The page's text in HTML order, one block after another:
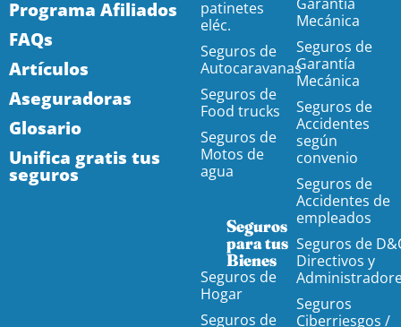
Programa Afiliados
FAQs
Artículos
Aseguradoras
Glosario
Unifica gratis tus
seguros
patinetes
eléc.
Seguros de
Autocaravanas
Seguros de
Food trucks
Seguros de
Motos de
agua
Seguros
para tus
Bienes
Seguros de
Hogar
Seguros de
Mecánica
Seguros de
Garantía
Mecánica
Seguros de
Accidentes
según
convenio
Seguros de
Accidentes de
empleados
Seguros de
Directivos y
Seguros
Ciberriesgos /